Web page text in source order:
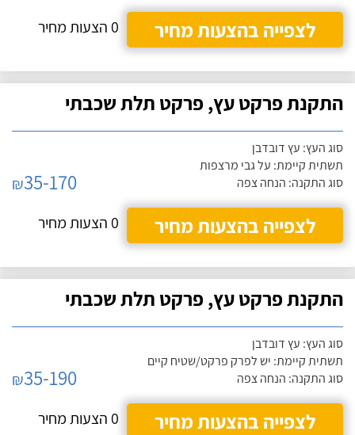
לצפייה בהצעות מחיר
0 הצעות מחיר
התקנת פרקט עץ, פרקט תלת שכבתי
סוג העץ: עץ דובדבן
תשתית קיימת: על גבי מרצפות
סוג התקנה: הנחה צפה
₪35-170
לצפייה בהצעות מחיר
0 הצעות מחיר
התקנת פרקט עץ, פרקט תלת שכבתי
סוג העץ: עץ דובדבן
תשתית קיימת: יש לפרק פרקט/שטיח קיים
סוג התקנה: הנחה צפה
₪35-190
לצפייה בהצעות מחיר
0 הצעות מחיר